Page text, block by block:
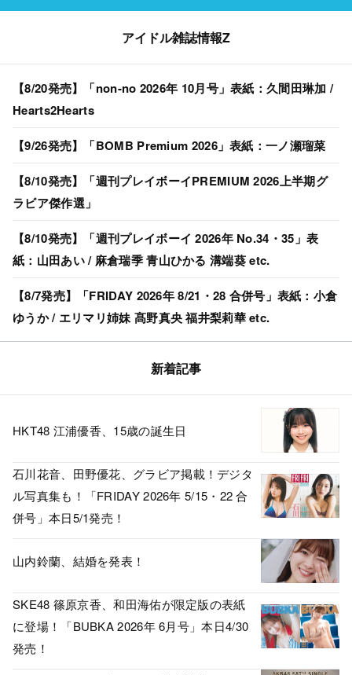
アイドル雑誌情報Z
【8/20発売】「non-no 2026年 10月号」表紙：久間田琳加 /
Hearts2Hearts
【9/26発売】「BOMB Premium 2026」表紙：一ノ瀬瑠菜
【8/10発売】「週刊プレイボーイPREMIUM 2026上半期グ
ラビア傑作選」
【8/10発売】「週刊プレイボーイ 2026年 No.34・35」表
紙：山田あい / 麻倉瑞季 青山ひかる 溝端葵 etc.
【8/7発売】「FRIDAY 2026年 8/21・28 合併号」表紙：小倉
ゆうか / エリマリ姉妹 髙野真央 福井梨莉華 etc.
新着記事
HKT48 江浦優香、15歳の誕生日
石川花音、田野優花、グラビア掲載！デジタ
ル写真集も！「FRIDAY 2026年 5/15・22 合
併号」本日5/1発売！
山内鈴蘭、結婚を発表！
SKE48 篠原京香、和田海佑が限定版の表紙
に登場！「BUBKA 2026年 6月号」本日4/30
発売！